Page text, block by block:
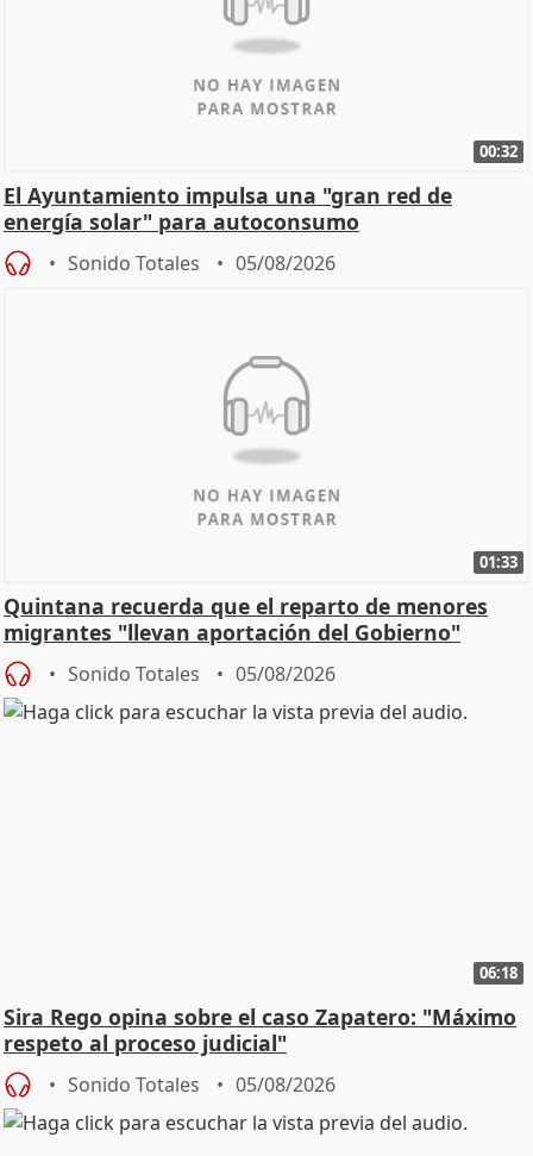
00:32
El Ayuntamiento impulsa una "gran red de
energía solar" para autoconsumo
Sonido Totales 05/08/2026
01:33
Quintana recuerda que el reparto de menores
migrantes "llevan aportación del Gobierno"
central
Sonido Totales 05/08/2026
06:18
Sira Rego opina sobre el caso Zapatero: "Máximo
respeto al proceso judicial"
Sonido Totales 05/08/2026